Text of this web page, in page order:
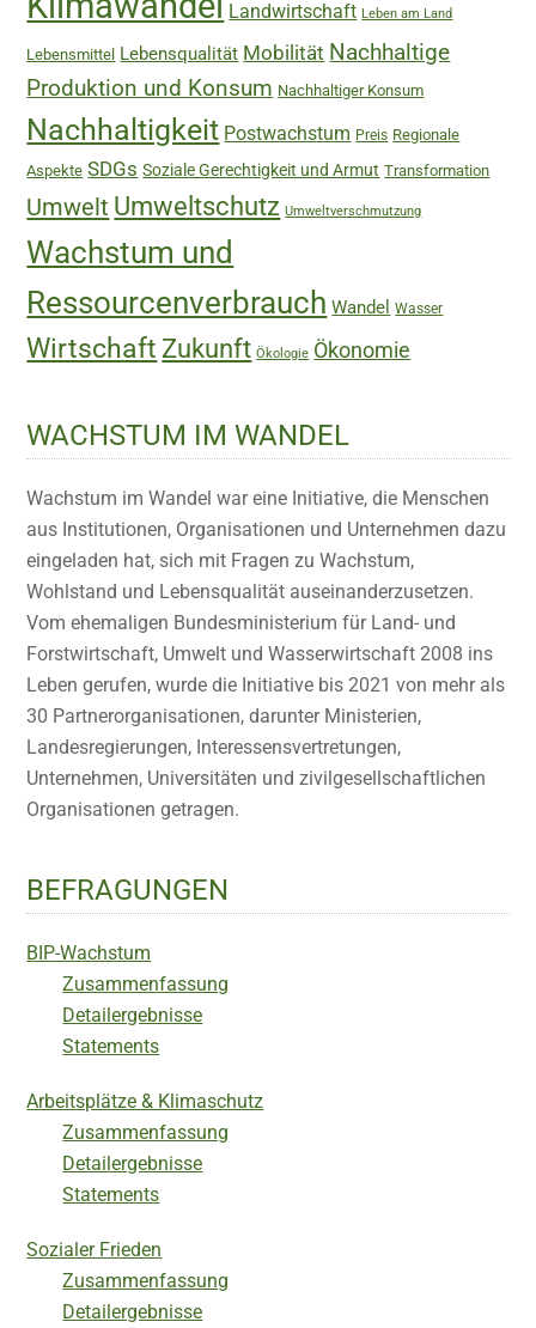
Landwirtschaft Leben am Land
Lebensmittel Lebensqualität Mobilität Nachhaltige
Produktion und Konsum Nachhaltiger Konsum
Nachhaltigkeit Postwachstum Preis Regionale
Aspekte SDGs Soziale Gerechtigkeit und Armut Transformation
Umwelt Umweltschutz Umweltverschmutzung
Wachstum und
Ressourcenverbrauch Wandel Wasser
Wirtschaft Zukunft Ökologie Ökonomie
WACHSTUM IM WANDEL
Wachstum im Wandel war eine Initiative, die Menschen
aus Institutionen, Organisationen und Unternehmen dazu
eingeladen hat, sich mit Fragen zu Wachstum,
Wohlstand und Lebensqualität auseinanderzusetzen.
Vom ehemaligen Bundesministerium für Land- und
Forstwirtschaft, Umwelt und Wasserwirtschaft 2008 ins
Leben gerufen, wurde die Initiative bis 2021 von mehr als
30 Partnerorganisationen, darunter Ministerien,
Landesregierungen, Interessensvertretungen,
Unternehmen, Universitäten und zivilgesellschaftlichen
Organisationen getragen.
BEFRAGUNGEN
BIP-Wachstum
Zusammenfassung
Detailergebnisse
Statements
Arbeitsplätze & Klimaschutz
Zusammenfassung
Detailergebnisse
Statements
Sozialer Frieden
Zusammenfassung
Detailergebnisse